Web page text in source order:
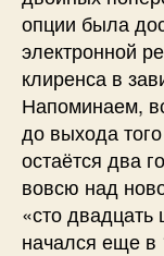
опции была
электронной
клиренса в
Напоминаем,
до выхода
остаётся два
вовсю над
«сто двадцать
начался еще в